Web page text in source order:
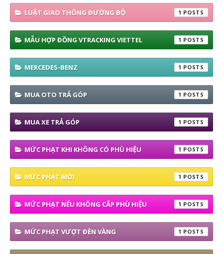
LUẬT GIAO THÔNG ĐƯỜNG BỘ 1
MẪU HỢP ĐỒNG VTRACKING VIETTEL 1
MERCEDES-BENZ 1
MUA OTO TRẢ GÓP 1
MUA XE TRẢ GÓP 1
MỨC PHẠT KHI KHÔNG CÓ PHÙ HIỆU 1
MỨC PHẠT MỚI 1
MỨC PHẠT NẾU KHÔNG CẤP PHÙ HIỆU 1
MỨC PHẠT VƯỢT ĐÈN VÀNG 1